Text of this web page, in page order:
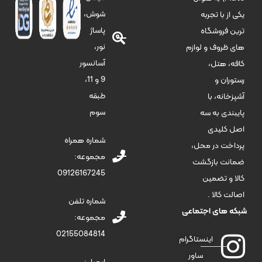
یکی از با تجربه
ترین فروشگاه
های ظروف و لوازم
کافه، هتل،
رستوران و
آشپزخانه، با
پایبندی به سه
اصل کلیدی
پرداخت در محل،
ضمانت بازگشت
کالا و تضمین
اصالت کالا .
شبکه های اجتماعی
اینستاگرام
ساور
شوش،
پاساژ
نور،
آسانسور
9 و 11،
طبقه
سوم
شماره همراه
مجموعه:
09126167245
شماره تلفن
مجموعه:
02155084814